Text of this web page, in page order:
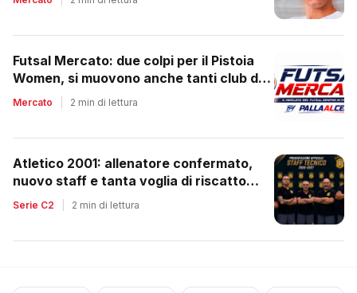
Futsal Mercato: due colpi per il Pistoia
Women, si muovono anche tanti club del
regionale
Mercato 2 min di lettura
Atletico 2001: allenatore confermato,
nuovo staff e tanta voglia di riscatto
dopo la retrocessione
Serie C2 2 min di lettura